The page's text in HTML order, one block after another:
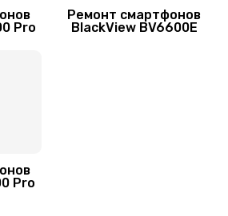
гнезда зарядки телефона
Заказать
Pro
Ремонт смартфонов
BlackView BV6600E
Pro